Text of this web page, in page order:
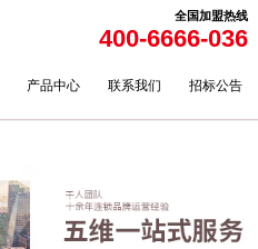
全国加盟热线
400-6666-036
产品中心 联系我们 招标公告